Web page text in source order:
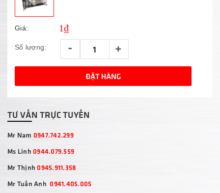
Giá: 1₫
Số lượng: - +
ĐẶT HÀNG
TƯ VẤN TRỰC TUYẾN
Mr Nam 0947.742.299
Ms Linh 0944.079.559
Mr Thịnh0945.911.358
Mr Tuấn Anh0941.405.005